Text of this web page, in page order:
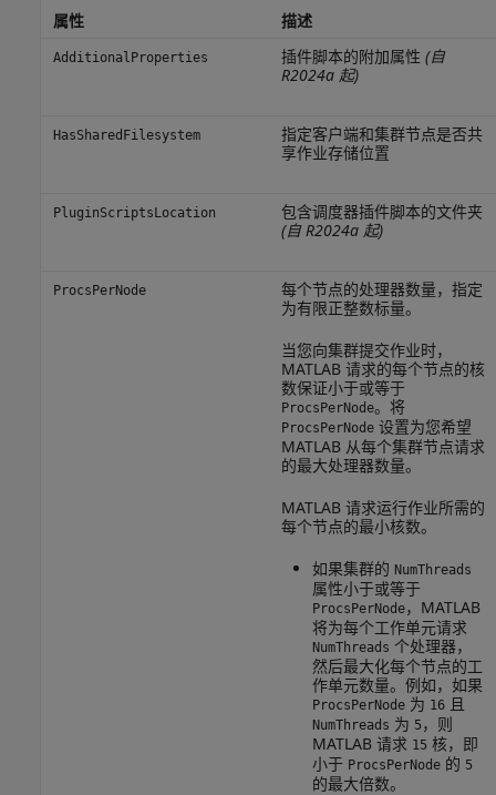
属性 描述
AdditionalProperties 插件脚本的附加属性 (自
R2024a 起)
HasSharedFilesystem
指定客户端和集群节点是否共
享作业存储位置
PluginScriptsLocation
包含调度器插件脚本的文件夹
(自 R2024a 起)
ProcsPerNode
每个节点的处理器数量，指定
为有限正整数标量。
当您向集群提交作业时，
MATLAB 请求的每个节点的核
数保证小于或等于
ProcsPerNode。将
ProcsPerNode设置为您希望
MATLAB 从每个集群节点请求
的最大处理器数量。
MATLAB 请求运行作业所需的
每个节点的最小核数。
如果集群的 NumThreads
属性小于或等于
ProcsPerNode，MATLAB
将为每个工作单元请求
NumThreads 个处理器，
然后最大化每个节点的工
作单元数量。例如，如果
ProcsPerNode为 16且
NumThreads 为 5 ，则
MATLAB 请求 15 核，即
小于 ProcsPerNode的 5
的最大倍数。